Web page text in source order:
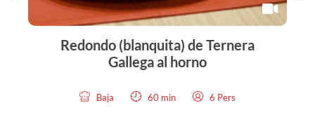
Redondo (blanquita) de Ternera
Gallega al horno
Baja 60 min 6 Pers